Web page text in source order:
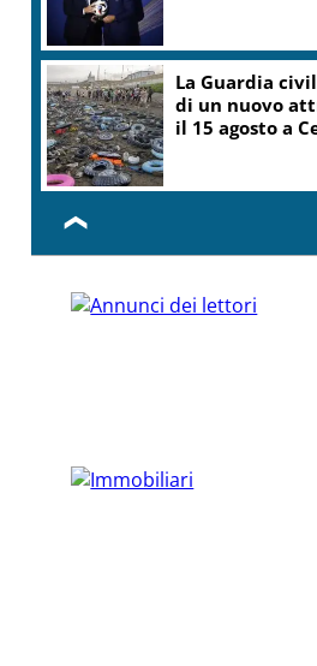
La Guardia
di un nuovo
il 15 agosto a
❮